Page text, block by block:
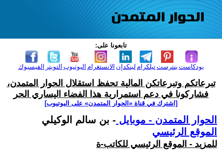
تابعونا على:
الفيسبوك التويتر اليوتيوب الانستغرام لينكدإن تيلكرامبنترست بودكاست
تبرعاتكم وتبرعاتكن المالية تحفظ استقلال الحوار المتمدن،
فشاركونا في دعم استمرارية هذا الفضاء اليساري الحر
[اشترك في قناة ‫«الحوار المتمدن» على اليوتيوب]
الحوار المتمدن - موبايل - بن سالم الوكيلي
الموقع الرئيسي
للمزيد - الموقع الرئيسي للكاتب-ة